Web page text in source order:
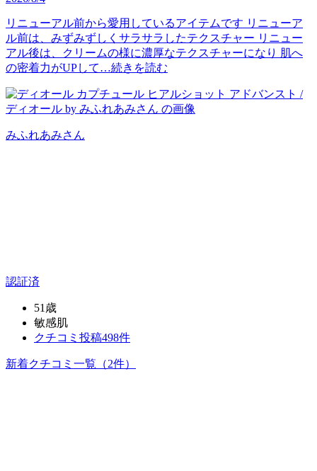
リニューアル前から愛用しているアイテムです リニューア
ル前は、みずみずしくサラサラしたテクスチャー リニュー
アル後は、クリームの様に濃厚なテクスチャーになり 肌へ
の密着力がUPして…続きを読む
みふれあみさん
認証済
51歳
敏感肌
クチコミ投稿498件
新着クチコミ一覧 （2件）